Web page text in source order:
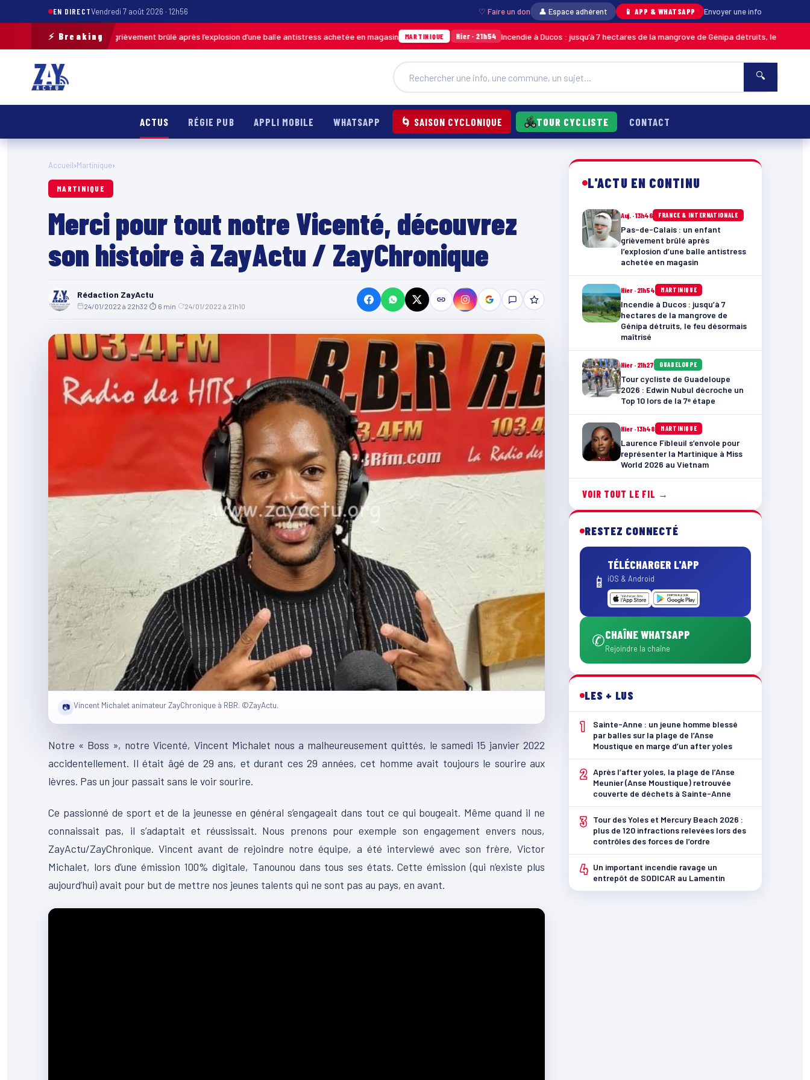
EN DIRECTVendredi 7 août 2026 · 12h56 ♡ Faire un don 👤 Espace adhérent 📱 APP & WHATSAPP Envoyer une info
⚡ Breaking
: un enfant grièvement brûlé après l’explosion d’une balle antistress achetée en magasin MARTINIQUE Hier · 21h54 Incendie à Ducos : jusqu’à 7 hectares de la mangrove de Génipa détruits, le feu désormais maîtrisé
🔍
ACTUS RÉGIE PUB APPLI MOBILE WHATSAPP 🌀 SAISON CYCLONIQUE TOUR CYCLISTE CONTACT
Accueil›Martinique›
MARTINIQUE
Merci pour tout notre Vicenté, découvrez
son histoire à ZayActu / ZayChronique
Rédaction ZayActu
24/01/2022 à 22h32 ⏱ 6 min 24/01/2022 à 21h10
📷 Vincent Michalet animateur ZayChronique à RBR. ©ZayActu.
Notre « Boss », notre Vicenté, Vincent Michalet nous a malheureusement quittés, le samedi 15 janvier 2022
accidentellement. Il était âgé de 29 ans, et durant ces 29 années, cet homme avait toujours le sourire aux
lèvres. Pas un jour passait sans le voir sourire.
Ce passionné de sport et de la jeunesse en général s’engageait dans tout ce qui bougeait. Même quand il ne
connaissait pas, il s’adaptait et réussissait. Nous prenons pour exemple son engagement envers nous,
ZayActu/ZayChronique. Vincent avant de rejoindre notre équipe, a été interviewé avec son frère, Victor
Michalet, lors d’une émission 100% digitale, Tanounou dans tous ses états. Cette émission (qui n’existe plus
aujourd’hui) avait pour but de mettre nos jeunes talents qui ne sont pas au pays, en avant.
L'ACTU EN CONTINU
Auj. · 13h46 FRANCE & INTERNATIONALE
Pas-de-Calais : un enfant
grièvement brûlé après
l’explosion d’une balle antistress
achetée en magasin
Hier · 21h54 MARTINIQUE
Incendie à Ducos : jusqu’à 7
hectares de la mangrove de
Génipa détruits, le feu désormais
maîtrisé
Hier · 21h27 GUADELOUPE
Tour cycliste de Guadeloupe
2026 : Edwin Nubul décroche un
Top 10 lors de la 7ᵉ étape
Hier · 13h48 MARTINIQUE
Laurence Fibleuil s’envole pour
représenter la Martinique à Miss
World 2026 au Vietnam
VOIR TOUT LE FIL →
RESTEZ CONNECTÉ
📱
TÉLÉCHARGER L'APP
iOS & Android
✆CHAÎNE WHATSAPP
Rejoindre la chaîne
LES + LUS
1
Sainte-Anne : un jeune homme blessé
par balles sur la plage de l’Anse
Moustique en marge d’un after yoles
2 Après l’after yoles, la plage de l’Anse
Meunier (Anse Moustique) retrouvée
couverte de déchets à Sainte-Anne
3
Tour des Yoles et Mercury Beach 2026 :
plus de 120 infractions relevées lors des
contrôles des forces de l’ordre
4 Un important incendie ravage un
entrepôt de SODICAR au Lamentin